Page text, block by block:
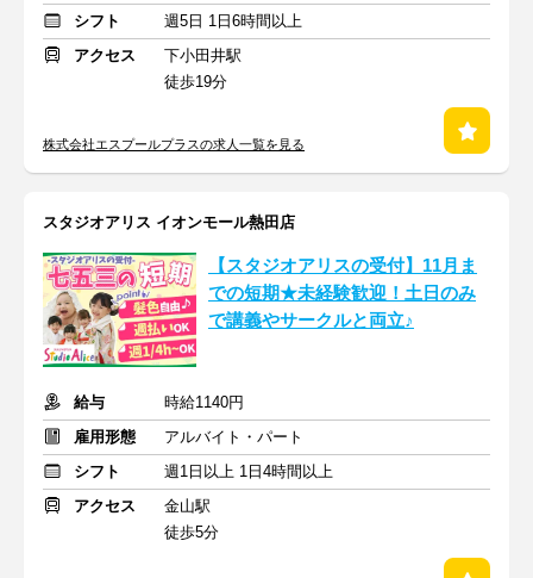
シフト
週5日 1日6時間以上
アクセス
下小田井駅
徒歩19分
株式会社エスプールプラスの求人一覧を見る
スタジオアリス イオンモール熱田店
【スタジオアリスの受付】11月ま
での短期★未経験歓迎！土日のみ
で講義やサークルと両立♪
給与
時給1140円
雇用形態
アルバイト・パート
シフト
週1日以上 1日4時間以上
アクセス
金山駅
徒歩5分